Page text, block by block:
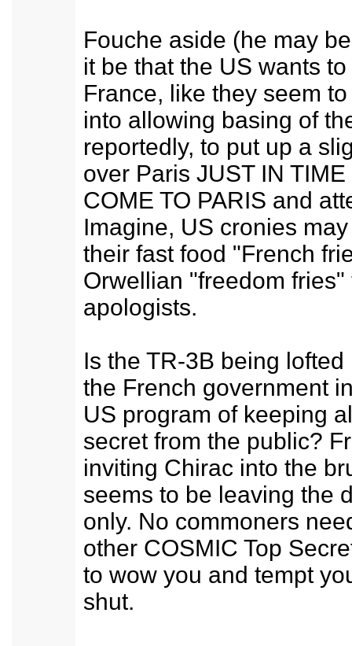
Fouche aside (he may
it be that the US wants
France, like they seem
into allowing basing of
reportedly, to put up a
over Paris JUST IN
COME TO PARIS and
Imagine, US cronies
their fast food "French
Orwellian "freedom
apologists.
Is the TR-3B being
the French government
US program of keeping
secret from the public?
inviting Chirac into the
seems to be leaving the
only. No commoners
other COSMIC Top
to wow you and tempt
shut.